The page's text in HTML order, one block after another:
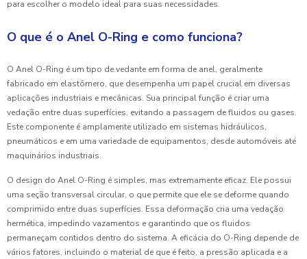
para escolher o modelo ideal para suas necessidades.
O que é o Anel O-Ring e como funciona?
O Anel O-Ring é um tipo de vedante em forma de anel, geralmente
fabricado em elastômero, que desempenha um papel crucial em diversas
aplicações industriais e mecânicas. Sua principal função é criar uma
vedação entre duas superfícies, evitando a passagem de fluidos ou gases.
Este componente é amplamente utilizado em sistemas hidráulicos,
pneumáticos e em uma variedade de equipamentos, desde automóveis até
maquinários industriais.
O design do Anel O-Ring é simples, mas extremamente eficaz. Ele possui
uma seção transversal circular, o que permite que ele se deforme quando
comprimido entre duas superfícies. Essa deformação cria uma vedação
hermética, impedindo vazamentos e garantindo que os fluidos
permaneçam contidos dentro do sistema. A eficácia do O-Ring depende de
vários fatores, incluindo o material de que é feito, a pressão aplicada e a